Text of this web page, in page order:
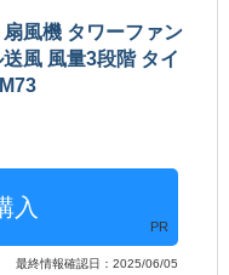
扇風機 タワーファン
風 風量3段階 タイ
PR
最終情報確認日：2025/06/05